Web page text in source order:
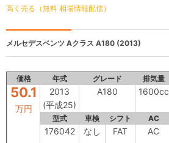
高く売る（無料 相場情報配信）
メルセデスベンツ Aクラス A180 (2013)
価格 年式 グレード 排気量
50.1
万円
2013
(平成25)
A180 1600cc
型式 車検 シフト AC
176042 なし FAT AC